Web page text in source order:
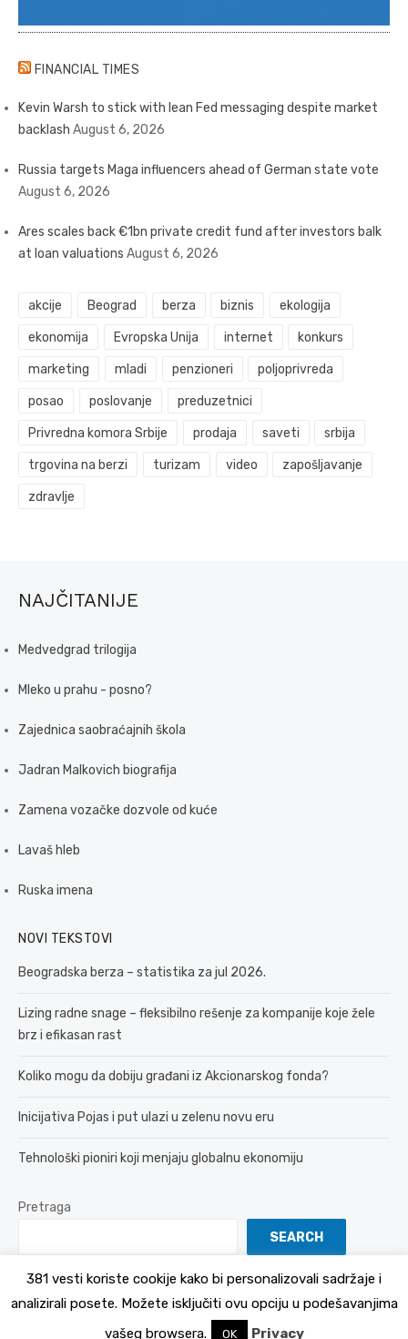
FINANCIAL TIMES
Kevin Warsh to stick with lean Fed messaging despite market
backlash August 6, 2026
Russia targets Maga influencers ahead of German state vote
August 6, 2026
Ares scales back €1bn private credit fund after investors balk
at loan valuations August 6, 2026
akcije Beograd berza biznis ekologija
ekonomija Evropska Unija internet konkurs
marketing mladi penzioneri poljoprivreda
posao poslovanje preduzetnici
Privredna komora Srbije prodaja saveti srbija
trgovina na berzi turizam video zapošljavanje
zdravlje
NAJČITANIJE
Medvedgrad trilogija
Mleko u prahu - posno?
Zajednica saobraćajnih škola
Jadran Malkovich biografija
Zamena vozačke dozvole od kuće
Lavaš hleb
Ruska imena
NOVI TEKSTOVI
Beogradska berza – statistika za jul 2026.
Lizing radne snage – fleksibilno rešenje za kompanije koje žele
brz i efikasan rast
Koliko mogu da dobiju građani iz Akcionarskog fonda?
Inicijativa Pojas i put ulazi u zelenu novu eru
Tehnološki pioniri koji menjaju globalnu ekonomiju
Pretraga
SEARCH
Politika Privatnosti
381 vesti koriste cookije kako bi personalizovali sadržaje i
analizirali posete. Možete isključiti ovu opciju u podešavanjima
vašeg browsera.
OK Privacy